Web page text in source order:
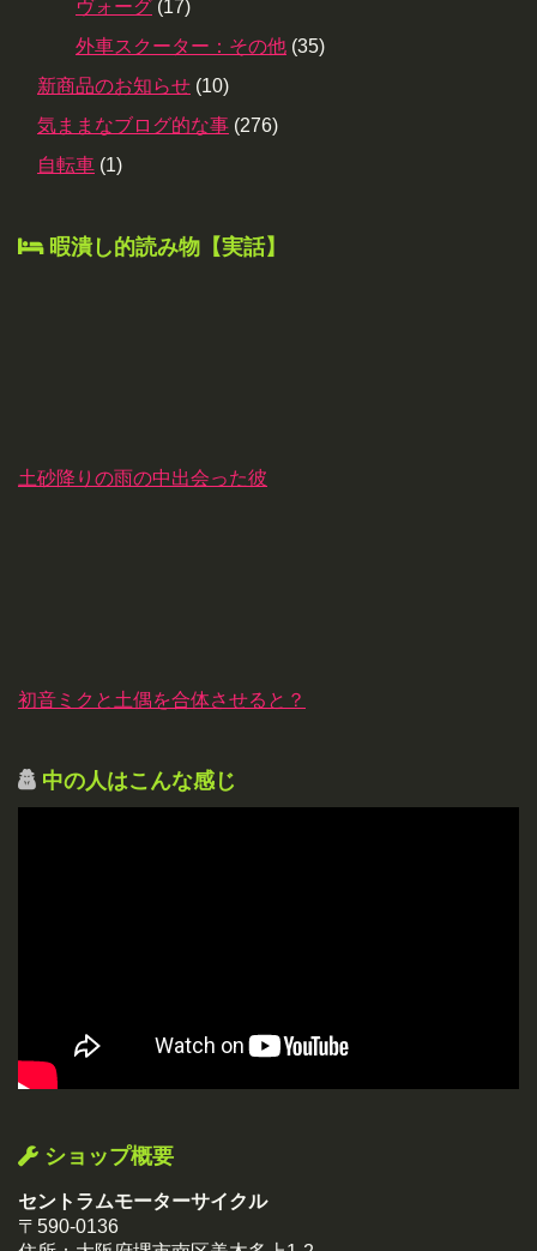
ヴォーグ (17)
外車スクーター：その他 (35)
新商品のお知らせ (10)
気ままなブログ的な事 (276)
自転車 (1)
暇潰し的読み物【実話】
土砂降りの雨の中出会った彼
初音ミクと土偶を合体させると？
中の人はこんな感じ
ショップ概要
セントラムモーターサイクル
〒590-0136